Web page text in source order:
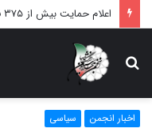
هنگامه نبرد مغزها
دنبال
می‌گردید؟
اخبار انجمن سیاسی